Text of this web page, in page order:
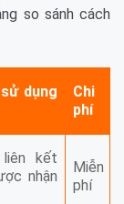
so sánh cách
dụng
Chi
phí
kết
nhận
Miễn
phí